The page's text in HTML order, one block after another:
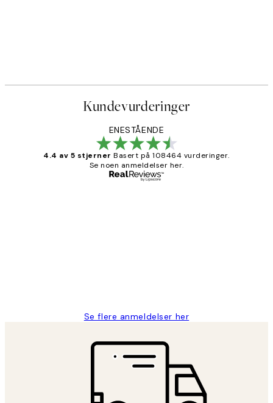
Kundevurderinger
ENESTÅENDE
4.4 av 5 stjerner Basert på 108464 vurderinger.
Se noen anmeldelser her.
Se flere anmeldelser her